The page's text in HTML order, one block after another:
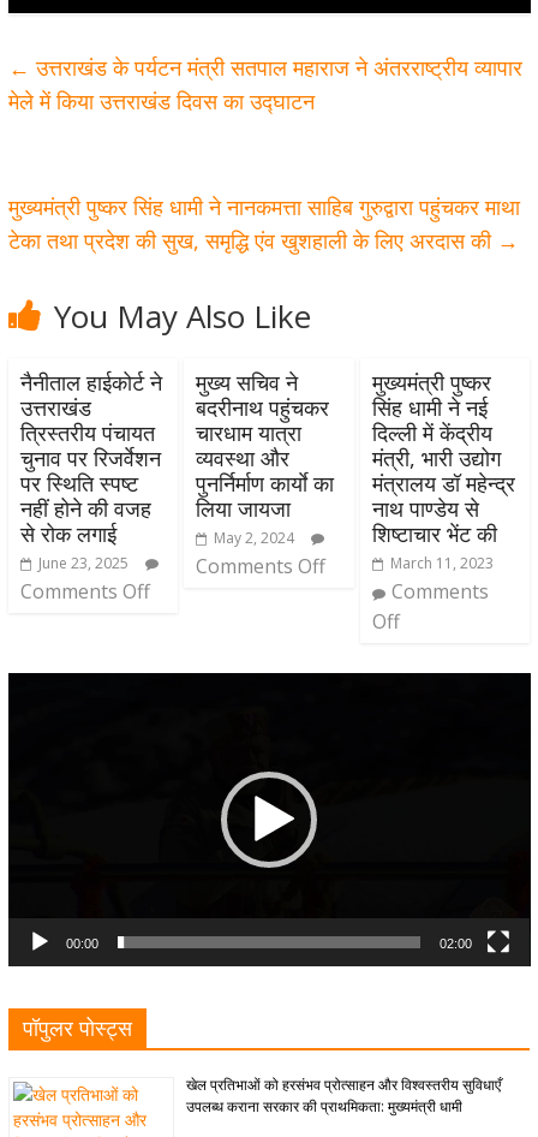
← उत्तराखंड के पर्यटन मंत्री सतपाल महाराज ने अंतरराष्ट्रीय व्यापार
मेले में किया उत्तराखंड दिवस का उद्घाटन
मुख्यमंत्री पुष्कर सिंह धामी ने नानकमत्ता साहिब गुरुद्वारा पहुंचकर माथा
टेका तथा प्रदेश की सुख, समृद्धि एंव खुशहाली के लिए अरदास की →
You May Also Like
नैनीताल हाईकोर्ट ने
उत्तराखंड
त्रिस्तरीय पंचायत
चुनाव पर रिजर्वेशन
पर स्थिति स्पष्ट
नहीं होने की वजह
से रोक लगाई
June 23, 2025
Comments Off
मुख्य सचिव ने
बदरीनाथ पहुंचकर
चारधाम यात्रा
व्यवस्था और
पुनर्निर्माण कार्याे का
लिया जायजा
May 2, 2024
Comments Off
मुख्यमंत्री पुष्कर
सिंह धामी ने नई
दिल्ली में केंद्रीय
मंत्री, भारी उद्योग
मंत्रालय डॉ महेन्द्र
नाथ पाण्डेय से
शिष्टाचार भेंट की
March 11, 2023
Comments
Off
00:00 02:00
पॉपुलर पोस्ट्स
खेल प्रतिभाओं को हरसंभव प्रोत्साहन और विश्वस्तरीय सुविधाएँ
उपलब्ध कराना सरकार की प्राथमिकता: मुख्यमंत्री धामी